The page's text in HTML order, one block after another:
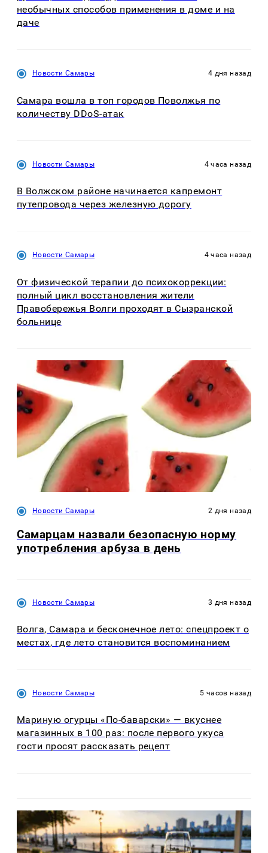
необычных способов применения в доме и на
даче
Новости Самары 4 дня назад
Самара вошла в топ городов Поволжья по
количеству DDoS-атак
Новости Самары 4 часа назад
В Волжском районе начинается капремонт
путепровода через железную дорогу
Новости Самары 4 часа назад
От физической терапии до психокоррекции:
полный цикл восстановления жители
Правобережья Волги проходят в Сызранской
больнице
Новости Самары 2 дня назад
Самарцам назвали безопасную норму
употребления арбуза в день
Новости Самары 3 дня назад
Волга, Самара и бесконечное лето: спецпроект о
местах, где лето становится воспоминанием
Новости Самары 5 часов назад
Мариную огурцы «По-баварски» — вкуснее
магазинных в 100 раз: после первого укуса
гости просят рассказать рецепт